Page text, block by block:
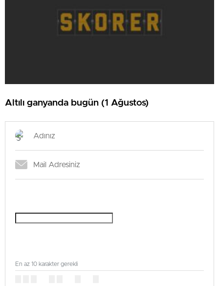
Altılı ganyanda bugün (1 Ağustos)
En az 10 karakter gerekli